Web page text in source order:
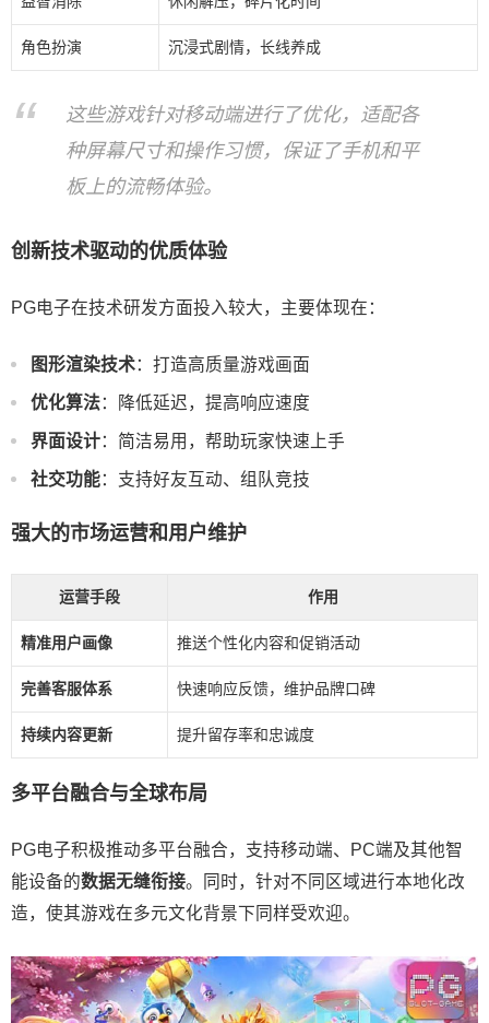
角色扮演 沉浸式剧情，长线养成
这些游戏针对移动端进行了优化，适配各
种屏幕尺寸和操作习惯，保证了手机和平
板上的流畅体验。
创新技术驱动的优质体验
PG电子在技术研发方面投入较大，主要体现在：
图形渲染技术：打造高质量游戏画面
优化算法：降低延迟，提高响应速度
界面设计：简洁易用，帮助玩家快速上手
社交功能：支持好友互动、组队竞技
强大的市场运营和用户维护
运营手段 作用
精准用户画像 推送个性化内容和促销活动
完善客服体系 快速响应反馈，维护品牌口碑
持续内容更新 提升留存率和忠诚度
多平台融合与全球布局
PG电子积极推动多平台融合，支持移动端、PC端及其他智
能设备的数据无缝衔接。同时，针对不同区域进行本地化改
造，使其游戏在多元文化背景下同样受欢迎。